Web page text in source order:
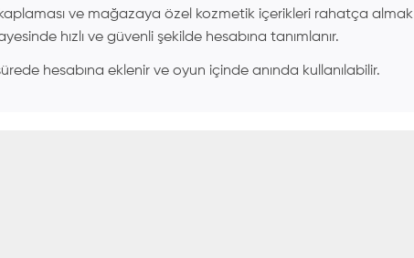
ve mağazaya özel kozmetik içerikleri rahatça almak
hızlı ve güvenli şekilde hesabına tanımlanır.
hesabına eklenir ve oyun içinde anında kullanılabilir.